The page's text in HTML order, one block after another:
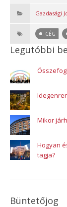
Gazdasági
CÉG
Legutóbbi
Mikor
Hogyan
tagja?
Büntetőjog